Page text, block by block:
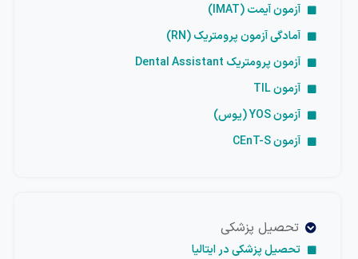
آزمون آیمت (IMAT)
آمادگی آزمون پرومتریک (RN)
آزمون پرومتریک Dental Assistant
آزمون TIL
آزمون YOS (یوس)
آزمون CEnT-S
تحصیل پزشکی
تحصیل پزشکی در ایتالیا